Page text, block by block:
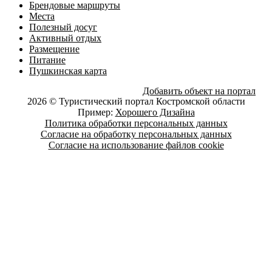
Брендовые маршруты
Места
Полезный досуг
Активный отдых
Размещение
Питание
Пушкинская карта
Добавить объект на портал
2026 © Туристический портал Костромской области
Пример: Хорошего Дизайна
Политика обработки персональных данных
Согласие на обработку персональных данных
Согласие на использование файлов cookie